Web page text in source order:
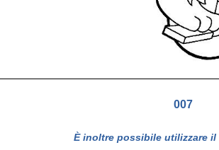
007
È inoltre possibile utilizzare il